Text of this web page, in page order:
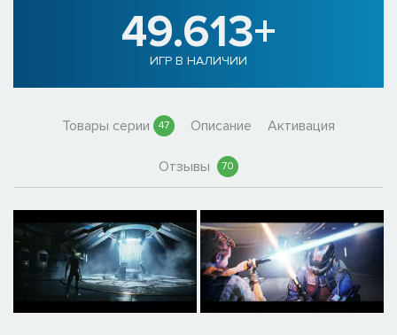
49.613+
ИГР В НАЛИЧИИ
Товары серии 47 Описание Активация
Отзывы 70